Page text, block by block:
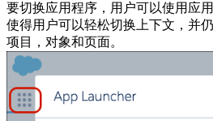
要切换应用程序，用户可以使用应
使得用户可以轻松切换上下文，并
项目，对象和页面。